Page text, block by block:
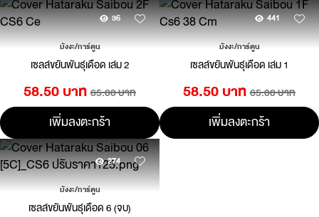
36
มังงะ/การ์ตูน
เซลล์ขยันพันธุ์เดือด เล่ม 2
58.50 บาท 65.00 บาท
เพิ่มลงตะกร้า
441
มังงะ/การ์ตูน
เซลล์ขยันพันธุ์เดือด เล่ม 1
58.50 บาท 65.00 บาท
เพิ่มลงตะกร้า
274
มังงะ/การ์ตูน
เซลล์ขยันพันธุ์เดือด 6 (จบ)